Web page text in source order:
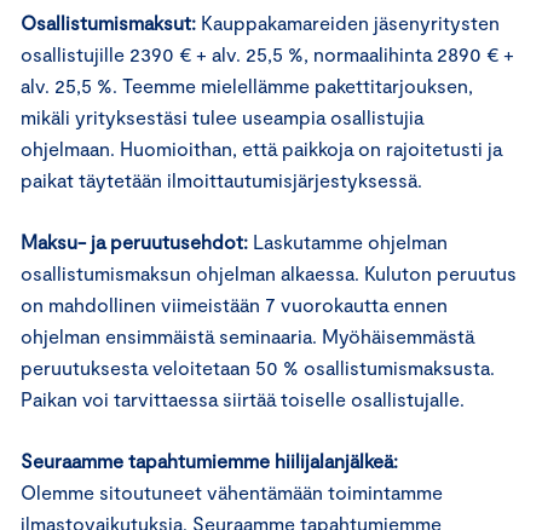
Osallistumismaksut: Kauppakamareiden jäsenyritysten
osallistujille 2390 € + alv. 25,5 %, normaalihinta 2890 € +
alv. 25,5 %. Teemme mielellämme pakettitarjouksen,
mikäli yrityksestäsi tulee useampia osallistujia
ohjelmaan. Huomioithan, että paikkoja on rajoitetusti ja
paikat täytetään ilmoittautumisjärjestyksessä.
Maksu- ja peruutusehdot: Laskutamme ohjelman
osallistumismaksun ohjelman alkaessa. Kuluton peruutus
on mahdollinen viimeistään 7 vuorokautta ennen
ohjelman ensimmäistä seminaaria. Myöhäisemmästä
peruutuksesta veloitetaan 50 % osallistumismaksusta.
Paikan voi tarvittaessa siirtää toiselle osallistujalle.
Seuraamme tapahtumiemme hiilijalanjälkeä:
Olemme sitoutuneet vähentämään toimintamme
ilmastovaikutuksia. Seuraamme tapahtumiemme